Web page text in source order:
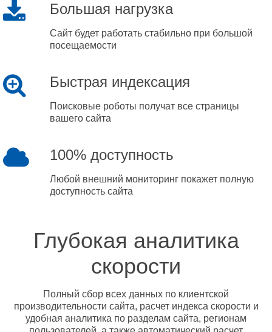
Большая нагрузка
Сайт будет работать стабильно при большой
посещаемости
Быстрая индексация
Поисковые роботы получат все страницы
вашего сайта
100% доступность
Любой внешний мониторинг покажет полную
доступность сайта
Глубокая аналитика
скорости
Полный сбор всех данных по клиентской
производительности сайта, расчет индекса скорости и
удобная аналитика по разделам сайта, регионам